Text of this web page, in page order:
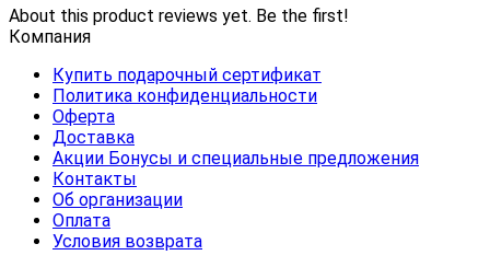
About this product reviews yet. Be the first!
Компания
Купить подарочный сертификат
Политика конфиденциальности
Оферта
Доставка
Акции Бонусы и специальные предложения
Контакты
Об организации
Оплата
Условия возврата